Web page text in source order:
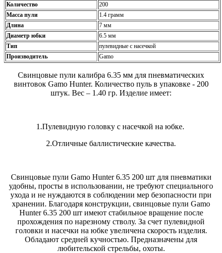
Количество
200
Масса пули
1.4 грамм
Длина
7 мм
Диаметр юбки
6.5 мм
Тип
пулевидные с насечкой
Производитель
Gamo
Свинцовые пули калибра 6.35 мм для пневматических
винтовок Gamo Hunter. Количество пуль в упаковке - 200
штук. Вес – 1.40 гр. Изделие имеет:
1.Пулевидную головку с насечкой на юбке.
2.Отличные баллистические качества.
Свинцовые пули Gamo Hunter 6.35 200 шт для пневматики
удобны, просты в использовании, не требуют специального
ухода и не нуждаются в соблюдении мер безопасности при
хранении. Благодаря конструкции, свинцовые пули Gamo
Hunter 6.35 200 шт имеют стабильное вращение после
прохождения по нарезному стволу. За счет пулевидной
головки и насечки на юбке увеличена скорость изделия.
Обладают средней кучностью. Предназначены для
любительской стрельбы, охоты.